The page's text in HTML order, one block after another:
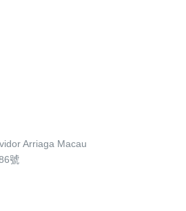
Arriaga Macau
號